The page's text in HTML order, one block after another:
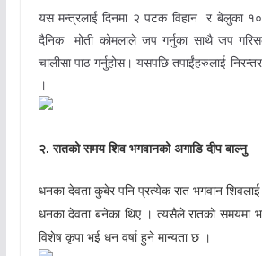
यस मन्त्रलाई दिनमा २ पटक विहान र बेलुका
दैनिक मोती कोमलाले जप गर्नुका साथै जप
चालीसा पाठ गर्नुहोस। यसपछि तपाईंहरुलाई
।
२.रातको समय शिव भगवानको अगाडि दीप बाल्नु
धनका देवता कुबेर पनि प्रत्येक रात भगवान शिवलाई
धनका देवता बनेका थिए । त्यसैले रातको समयमा
विशेष कृपा भई धन वर्षा हुने मान्यता छ ।